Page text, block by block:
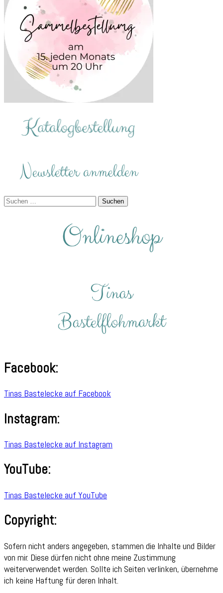
Suchen
Facebook:
Tinas Bastelecke auf Facebook
Instagram:
Tinas Bastelecke auf Instagram
YouTube:
Tinas Bastelecke auf YouTube
Copyright:
Sofern nicht anders angegeben, stammen die Inhalte und Bilder
von mir. Diese dürfen nicht ohne meine Zustimmung
weiterverwendet werden. Sollte ich Seiten verlinken, übernehme
ich keine Haftung für deren Inhalt.